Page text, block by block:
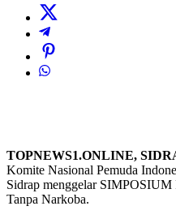
TOPNEWS1.ONLINE,
Komite Nasional Pemuda
Sidrap menggelar
Tanpa Narkoba.